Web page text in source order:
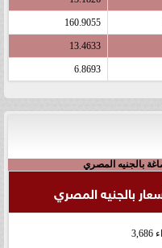
160.9055
13.4633
6.8693
بالجنيه المصري
بالجنيه المصري